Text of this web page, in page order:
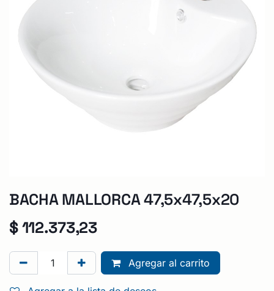
BACHA MALLORCA 47,5x47,5x20
$112.373,23
Agregar al carrito